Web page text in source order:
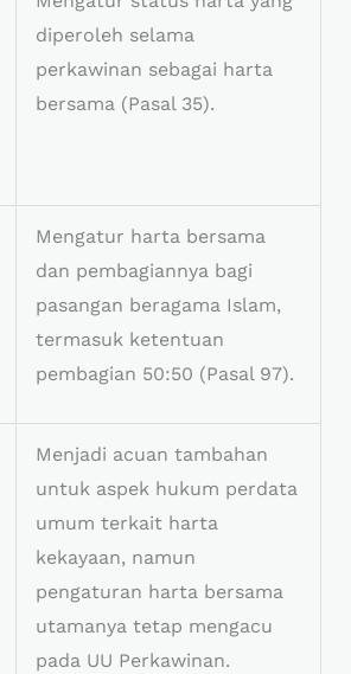
diperoleh selama
perkawinan sebagai harta
bersama (Pasal 35).
Mengatur harta bersama
dan pembagiannya bagi
pasangan beragama Islam,
termasuk ketentuan
pembagian 50:50 (Pasal 97).
Menjadi acuan tambahan
untuk aspek hukum perdata
umum terkait harta
kekayaan, namun
pengaturan harta bersama
utamanya tetap mengacu
pada UU Perkawinan.